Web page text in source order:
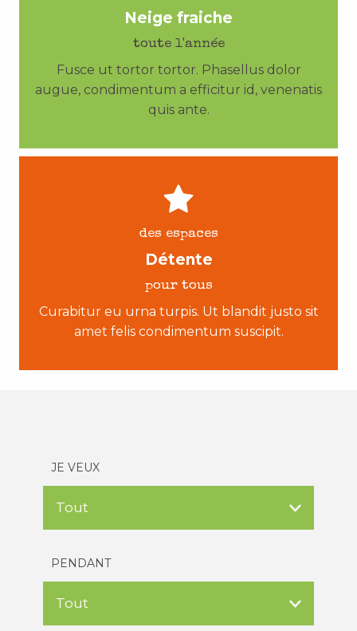
Neige fraiche
toute l'année
Fusce ut tortor tortor. Phasellus dolor
augue, condimentum a efficitur id, venenatis
quis ante.
des espaces
Détente
pour tous
Curabitur eu urna turpis. Ut blandit justo sit
amet felis condimentum suscipit.
JE VEUX
PENDANT